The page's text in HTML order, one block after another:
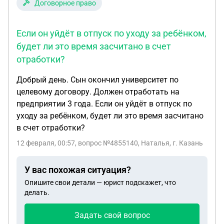
"наверное" об этом сказали там, когда я справки
по ЗП годовые приносил... 1. Уведомления о
приеме НЕТ, не могу найти, и никто уже не помнит
выданные на руки с 2018 по 2025 г, которые
относились им в МВД везде стоит код верный - гр.
КНР, код 156 3. Начиная с приема на работу в ПФР
в 2018 году, во всех отчетах: РСВ, СЗВ-М, СЗВ-
СТАЖ, 2-НДФЛ, за все года - везде стоит гр. РФ с
кодом 643 ВОПРОС: что сейчас делать с этим
корректировки в налоговой отчетности и в ПФР
сейчас за все года?! ведь я его уволить должна
по-правильному - по 156 коду, а этого кода за все
года ни разу не было, везде он проходит по 643
коду (этот вопрос касается отчетности и проблем
Договорное право
Если он уйдёт в отпуск по уходу за ребёнком,
будет ли это время засчитано в счет
отработки?
Добрый день. Сын окончил университет по
целевому договору. Должен отработать на
предприятии 3 года. Если он уйдёт в отпуск по
уходу за ребёнком, будет ли это время засчитано
в счет отработки?
12 февраля, 00:57, вопрос №4855140, Наталья, г. Казань
У вас похожая ситуация?
Опишите свои детали — юрист подскажет, что
делать.
Задать свой вопрос